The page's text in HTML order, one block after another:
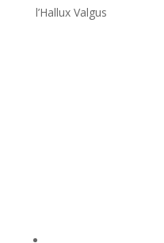
l’Hallux Valgus